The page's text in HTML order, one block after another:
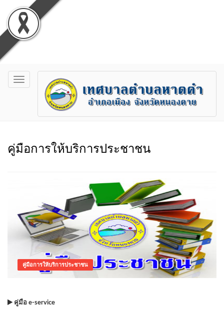
Toggle
navigation
คู่มือการให้บริการประชาชน
คู่มือการให้บริการประชาชน
คู่มือ e-service